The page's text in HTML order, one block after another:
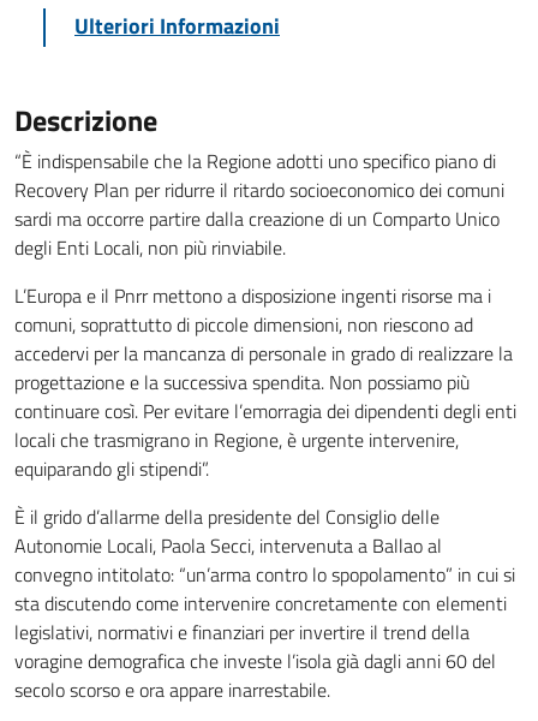
Ulteriori Informazioni
Descrizione
“È indispensabile che la Regione adotti uno specifico piano di
Recovery Plan per ridurre il ritardo socioeconomico dei comuni
sardi ma occorre partire dalla creazione di un Comparto Unico
degli Enti Locali, non più rinviabile.
L’Europa e il Pnrr mettono a disposizione ingenti risorse ma i
comuni, soprattutto di piccole dimensioni, non riescono ad
accedervi per la mancanza di personale in grado di realizzare la
progettazione e la successiva spendita. Non possiamo più
continuare così. Per evitare l’emorragia dei dipendenti degli enti
locali che trasmigrano in Regione, è urgente intervenire,
equiparando gli stipendi”.
È il grido d’allarme della presidente del Consiglio delle
Autonomie Locali, Paola Secci, intervenuta a Ballao al
convegno intitolato: “un’arma contro lo spopolamento” in cui si
sta discutendo come intervenire concretamente con elementi
legislativi, normativi e finanziari per invertire il trend della
voragine demografica che investe l’isola già dagli anni 60 del
secolo scorso e ora appare inarrestabile.